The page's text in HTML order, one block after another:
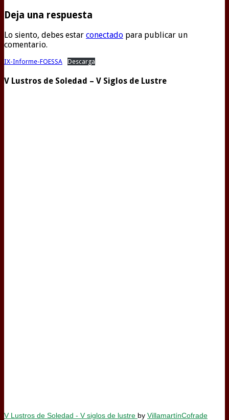
Deja una respuesta
Lo siento, debes estar conectado para publicar un
comentario.
IX-Informe-FOESSA Descarga
V Lustros de Soledad – V Siglos de Lustre
V Lustros de Soledad - V siglos de lustre by VillamartínCofrade